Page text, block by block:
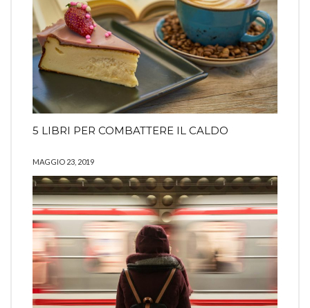
5 LIBRI PER COMBATTERE IL CALDO
MAGGIO 23, 2019